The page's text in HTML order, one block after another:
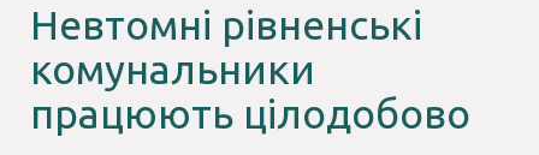
Невтомні рівненські
комунальники
працюють цілодобово